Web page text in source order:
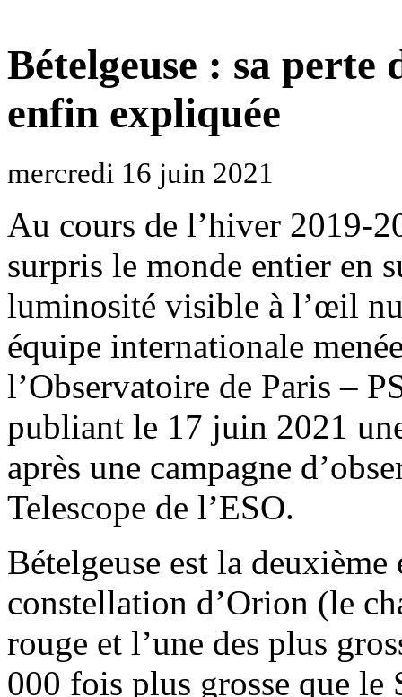
Bételgeuse : sa
enfin expliquée
mercredi 16 juin 2021
Au cours de l’hiver 2019-
surpris le monde entier en
luminosité visible à l’œil
équipe internationale
l’Observatoire de Paris –
publiant le 17 juin 2021
après une campagne
Telescope de l’ESO.
Bételgeuse est la
constellation d’Orion (le
rouge et l’une des plus
000 fois plus grosse que le